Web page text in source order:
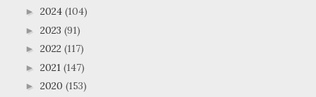
► 2024 (104)
► 2023 (91)
► 2022 (117)
► 2021 (147)
► 2020 (153)